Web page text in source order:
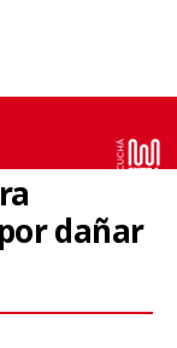
dañar